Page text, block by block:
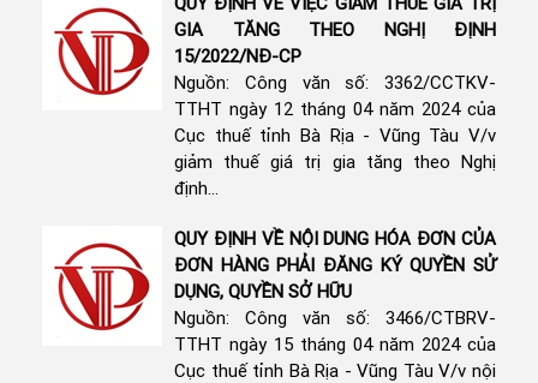
GIA TĂNG THEO NGHỊ ĐỊNH
15/2022/NĐ-CP
Nguồn: Công văn số: 3362/CCTKV-
TTHT ngày 12 tháng 04 năm 2024 của
Cục thuế tỉnh Bà Rịa - Vũng Tàu V/v
giảm thuế giá trị gia tăng theo Nghị
định...
QUY ĐỊNH VỀ NỘI DUNG HÓA ĐƠN CỦA
ĐƠN HÀNG PHẢI ĐĂNG KÝ QUYỀN SỬ
DỤNG, QUYỀN SỞ HỮU
Nguồn: Công văn số: 3466/CTBRV-
TTHT ngày 15 tháng 04 năm 2024 của
Cục thuế tỉnh Bà Rịa - Vũng Tàu V/v nội